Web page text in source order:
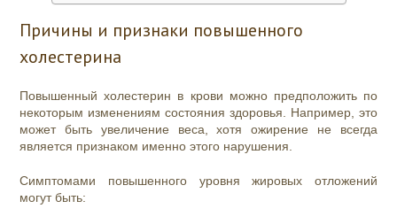
Причины и признаки повышенного
холестерина
Повышенный холестерин в крови можно предположить по
некоторым изменениям состояния здоровья. Например, это
может быть увеличение веса, хотя ожирение не всегда
является признаком именно этого нарушения.
Симптомами повышенного уровня жировых отложений
могут быть: